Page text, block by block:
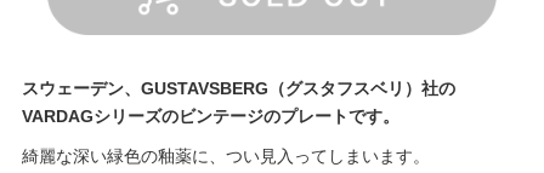
スウェーデン、GUSTAVSBERG（グスタフスベリ）社の
VARDAGシリーズのビンテージのプレートです。
綺麗な深い緑色の釉薬に、つい見入ってしまいます。